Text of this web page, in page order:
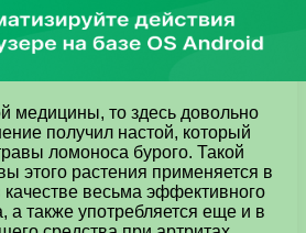
медицины, то здесь довольно
получил настой, который
ломоноса бурого. Такой
этого растения применяется в
весьма эффективного
а также употребляется еще и в